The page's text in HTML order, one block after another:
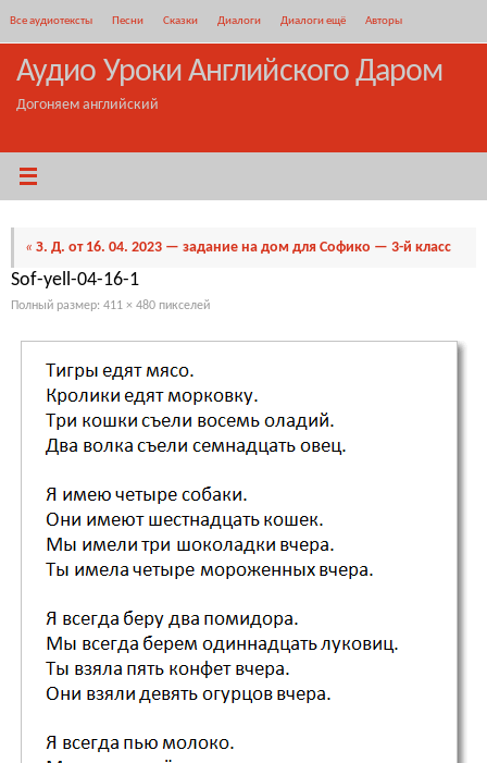
содержимому
Все аудиотексты Песни Сказки Диалоги Диалоги ещё Авторы
Аудио Уроки Английского Даром
Догоняем английский
« З. Д. от 16. 04. 2023 — задание на дом для Софико — 3-й класс
Sof-yell-04-16-1
Полный размер: 411 × 480 пикселей